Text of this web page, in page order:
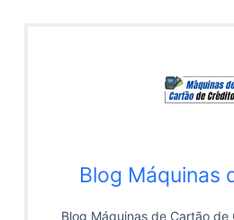
Blog Máquinas
Blog Máquinas de Cartão